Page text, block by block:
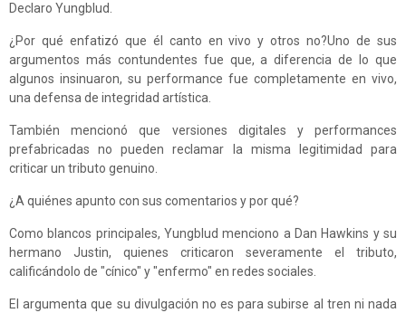
Declaro Yungblud.
¿Por qué enfatizó que él canto en vivo y otros no?Uno de sus
argumentos más contundentes fue que, a diferencia de lo que
algunos insinuaron, su performance fue completamente en vivo,
una defensa de integridad artística.
También mencionó que versiones digitales y performances
prefabricadas no pueden reclamar la misma legitimidad para
criticar un tributo genuino.
¿A quiénes apunto con sus comentarios y por qué?
Como blancos principales, Yungblud menciono a Dan Hawkins y su
hermano Justin, quienes criticaron severamente el tributo,
calificándolo de "cínico" y "enfermo" en redes sociales.
El argumenta que su divulgación no es para subirse al tren ni nada